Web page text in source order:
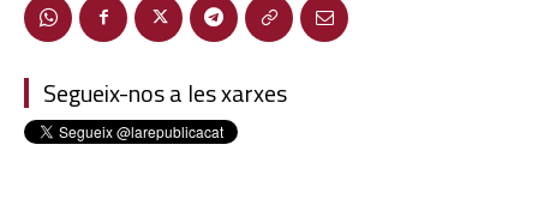
Segueix-nos a les xarxes